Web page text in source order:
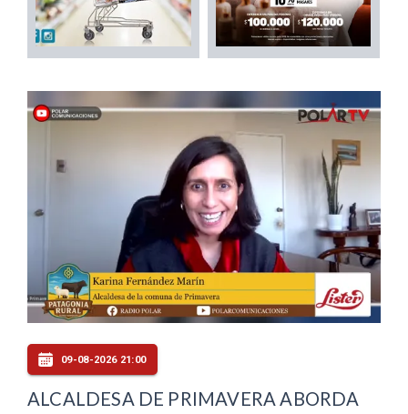
09-08-2026 21:00
ALCALDESA DE PRIMAVERA ABORDA